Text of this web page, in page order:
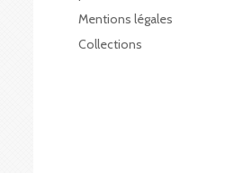
Mentions légales
Collections